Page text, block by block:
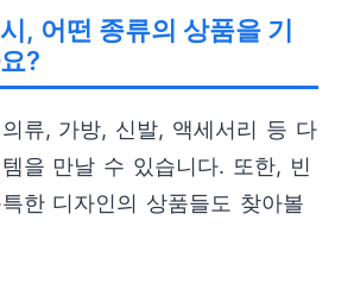
, 어떤 종류의 상품을 기
?
류, 가방, 신발, 액세서리 등 다
을 만날 수 있습니다. 또한, 빈
한 디자인의 상품들도 찾아볼